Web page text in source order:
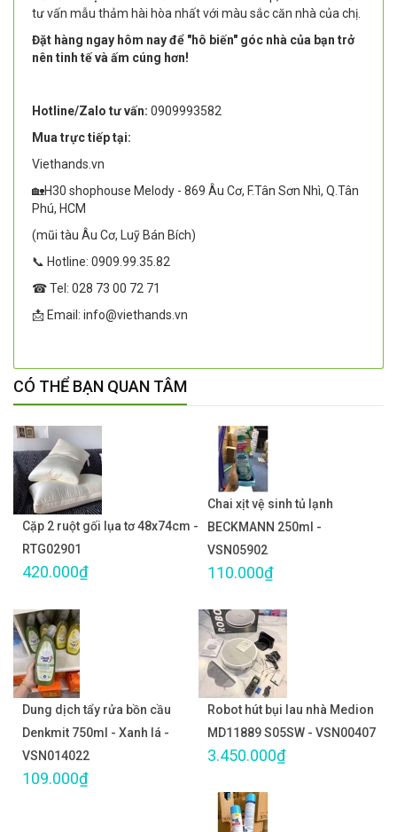
tư vấn mẫu thảm hài hòa nhất với màu sắc căn nhà của chị.
Đặt hàng ngay hôm nay để "hô biến" góc nhà của bạn trở
nên tinh tế và ấm cúng hơn!
Hotline/Zalo tư vấn: 0909993582
Mua trực tiếp tại:
Viethands.vn
🏡H30 shophouse Melody - 869 Âu Cơ, F.Tân Sơn Nhì, Q.Tân
Phú, HCM
(mũi tàu Âu Cơ, Luỹ Bán Bích)
📞 Hotline: 0909.99.35.82
☎ Tel: 028 73 00 72 71
📩 Email: info@viethands.vn
CÓ THỂ BẠN QUAN TÂM
Cặp 2 ruột gối lụa tơ 48x74cm -
RTG02901
420.000₫
Chai xịt vệ sinh tủ lạnh
BECKMANN 250ml -
VSN05902
110.000₫
Dung dịch tẩy rửa bồn cầu
Denkmit 750ml - Xanh lá -
VSN014022
109.000₫
Robot hút bụi lau nhà Medion
MD11889 S05SW - VSN00407
3.450.000₫